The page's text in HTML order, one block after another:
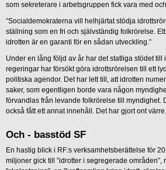
som sekreterare i arbetsgruppen fick vara med
”Socialdemokraterna vill helhjärtat stödja
ställning som en fri och självständig folkrörelse. Ett
idrotten är en garanti för en sådan utveckling.”
Under en lång följd av år har det statliga stödet till
regeringar har försökt göra idrottsrörelsen till ett
politiska agendor. Det har lett till, att idrotten
saker, som egentligen borde vara någon
förvandlas från levande folkrörelse till myndighet.
också fått ett annat innehåll. Det har gjort ont
Och - basstöd SF
En hastig blick i RF:s verksamhetsberättelse för
miljoner gick till ”idrotter i segregerade områden”,